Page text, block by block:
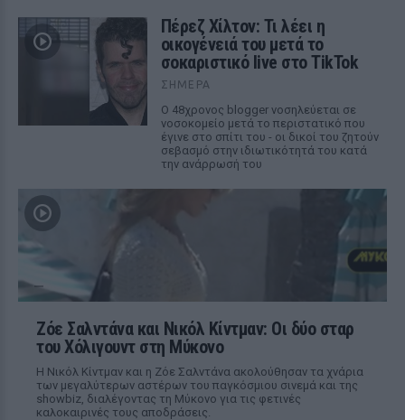
Πέρεζ Χίλτον: Τι λέει η
οικογένειά του μετά το
σοκαριστικό live στο TikTok
ΣΉΜΕΡΑ
Ο 48χρονος blogger νοσηλεύεται σε
νοσοκομείο μετά το περιστατικό που
έγινε στο σπίτι του - οι δικοί του ζητούν
σεβασμό στην ιδιωτικότητά του κατά
την ανάρρωσή του
Ζόε Σαλντάνα και Νικόλ Κίντμαν: Οι δύο σταρ
του Χόλιγουντ στη Μύκονο
Η Νικόλ Κίντμαν και η Ζόε Σαλντάνα ακολούθησαν τα χνάρια
των μεγαλύτερων αστέρων του παγκόσμιου σινεμά και της
showbiz, διαλέγοντας τη Μύκονο για τις φετινές
καλοκαιρινές τους αποδράσεις.